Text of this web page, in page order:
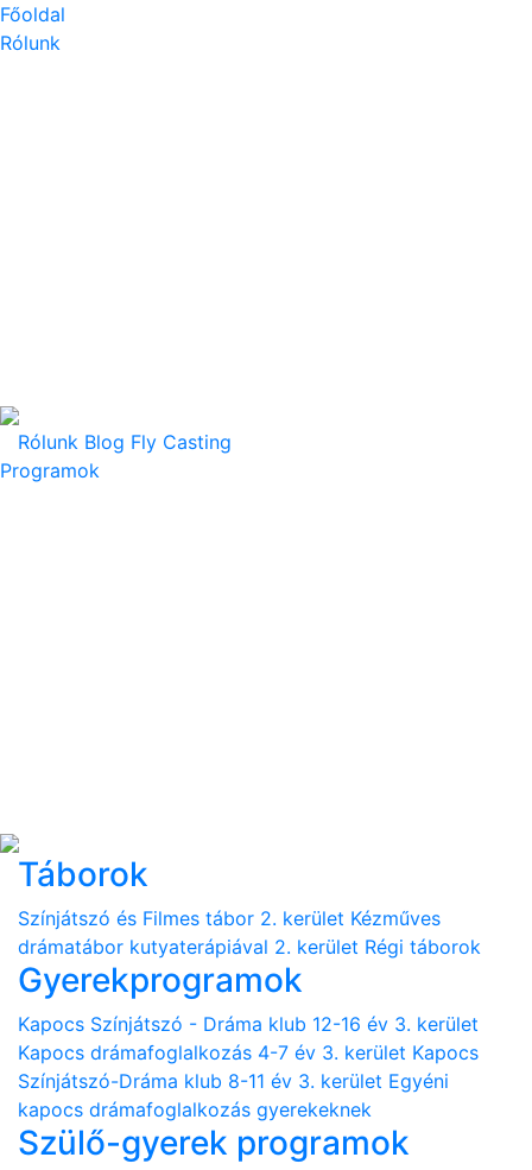
Főoldal
Rólunk
Rólunk Blog Fly Casting
Programok
Táborok
Színjátszó és Filmes tábor 2. kerület Kézműves
drámatábor kutyaterápiával 2. kerület Régi táborok
Gyerekprogramok
Kapocs Színjátszó - Dráma klub 12-16 év 3. kerület
Kapocs drámafoglalkozás 4-7 év 3. kerület Kapocs
Színjátszó-Dráma klub 8-11 év 3. kerület Egyéni
kapocs drámafoglalkozás gyerekeknek
Szülő-gyerek programok